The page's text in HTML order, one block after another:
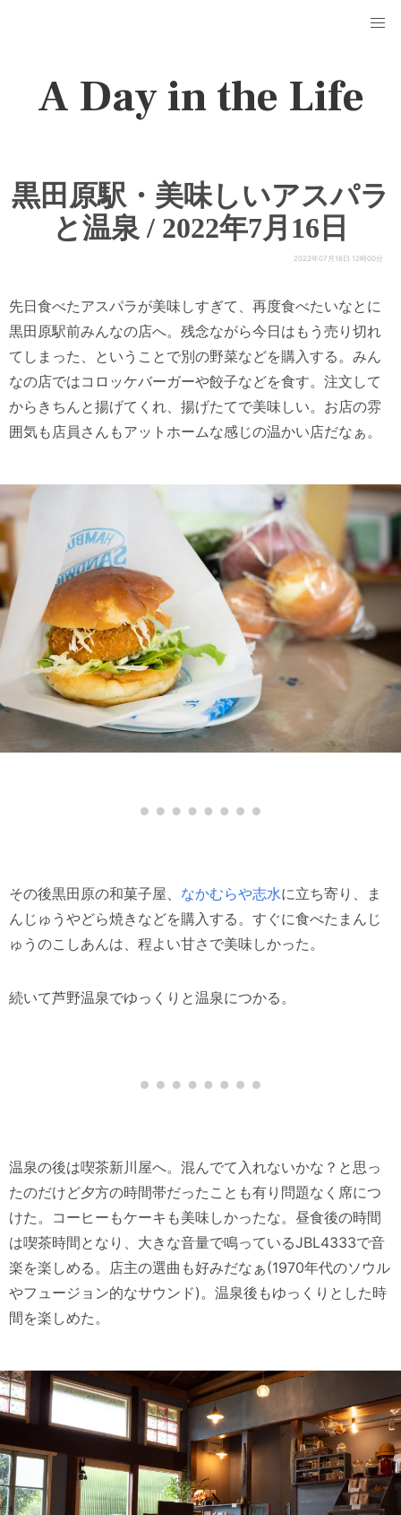
A Day in the Life
黒田原駅・美味しいアスパラ
と温泉 / 2022年7月16日
2022年07月16日 12時00分
先日食べたアスパラが美味しすぎて、再度食べたいなとに
黒田原駅前みんなの店へ。残念ながら今日はもう売り切れ
てしまった、ということで別の野菜などを購入する。みん
なの店ではコロッケバーガーや餃子などを食す。注文して
からきちんと揚げてくれ、揚げたてで美味しい。お店の雰
囲気も店員さんもアットホームな感じの温かい店だなぁ。
その後黒田原の和菓子屋、 なかむらや志水に立ち寄り、ま
んじゅうやどら焼きなどを購入する。すぐに食べたまんじ
ゅうのこしあんは、程よい甘さで美味しかった。
続いて芦野温泉でゆっくりと温泉につかる。
温泉の後は喫茶新川屋へ。混んでて入れないかな？と思っ
たのだけど夕方の時間帯だったことも有り問題なく席につ
けた。コーヒーもケーキも美味しかったな。昼食後の時間
は喫茶時間となり、大きな音量で鳴っているJBL4333で音
楽を楽しめる。店主の選曲も好みだなぁ(1970年代のソウル
やフュージョン的なサウンド)。温泉後もゆっくりとした時
間を楽しめた。